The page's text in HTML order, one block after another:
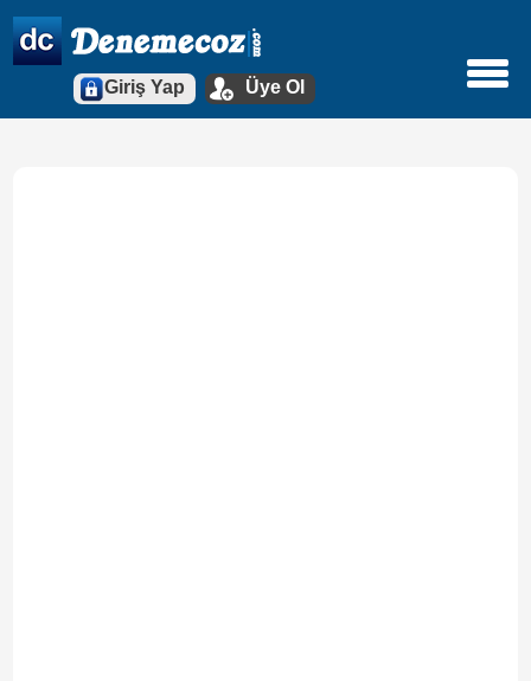
Giriş Yap Üye Ol